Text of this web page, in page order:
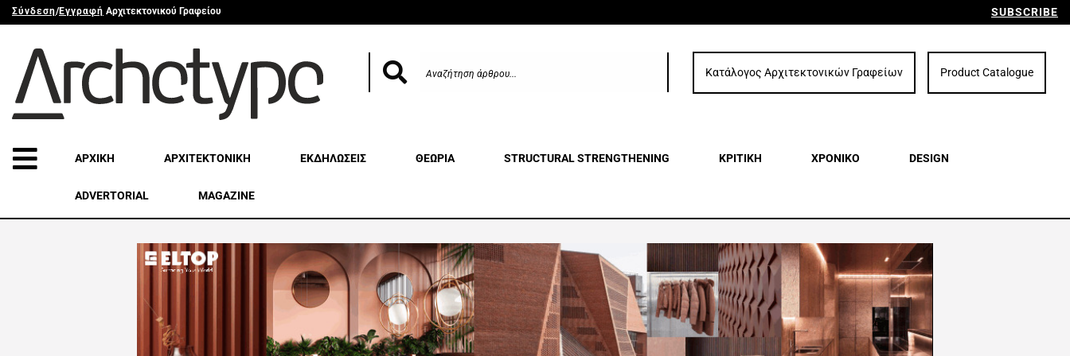
Σύνδεση/Εγγραφή Αρχιτεκτονικού Γραφείου SUBSCRIBE
Κατάλογος Αρχιτεκτονικών Γραφείων Product Catalogue
ΑΡΧΙΚΗ ΑΡΧΙΤΕΚΤΟΝΙΚΗ ΕΚΔΗΛΩΣΕΙΣ ΘΕΩΡΙΑ STRUCTURAL STRENGTHENING ΚΡΙΤΙΚΗ ΧΡΟΝΙΚΟ DESIGN
ADVERTORIAL MAGAZINE